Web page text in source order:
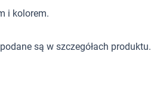
i kolorem.
są w szczegółach produktu.